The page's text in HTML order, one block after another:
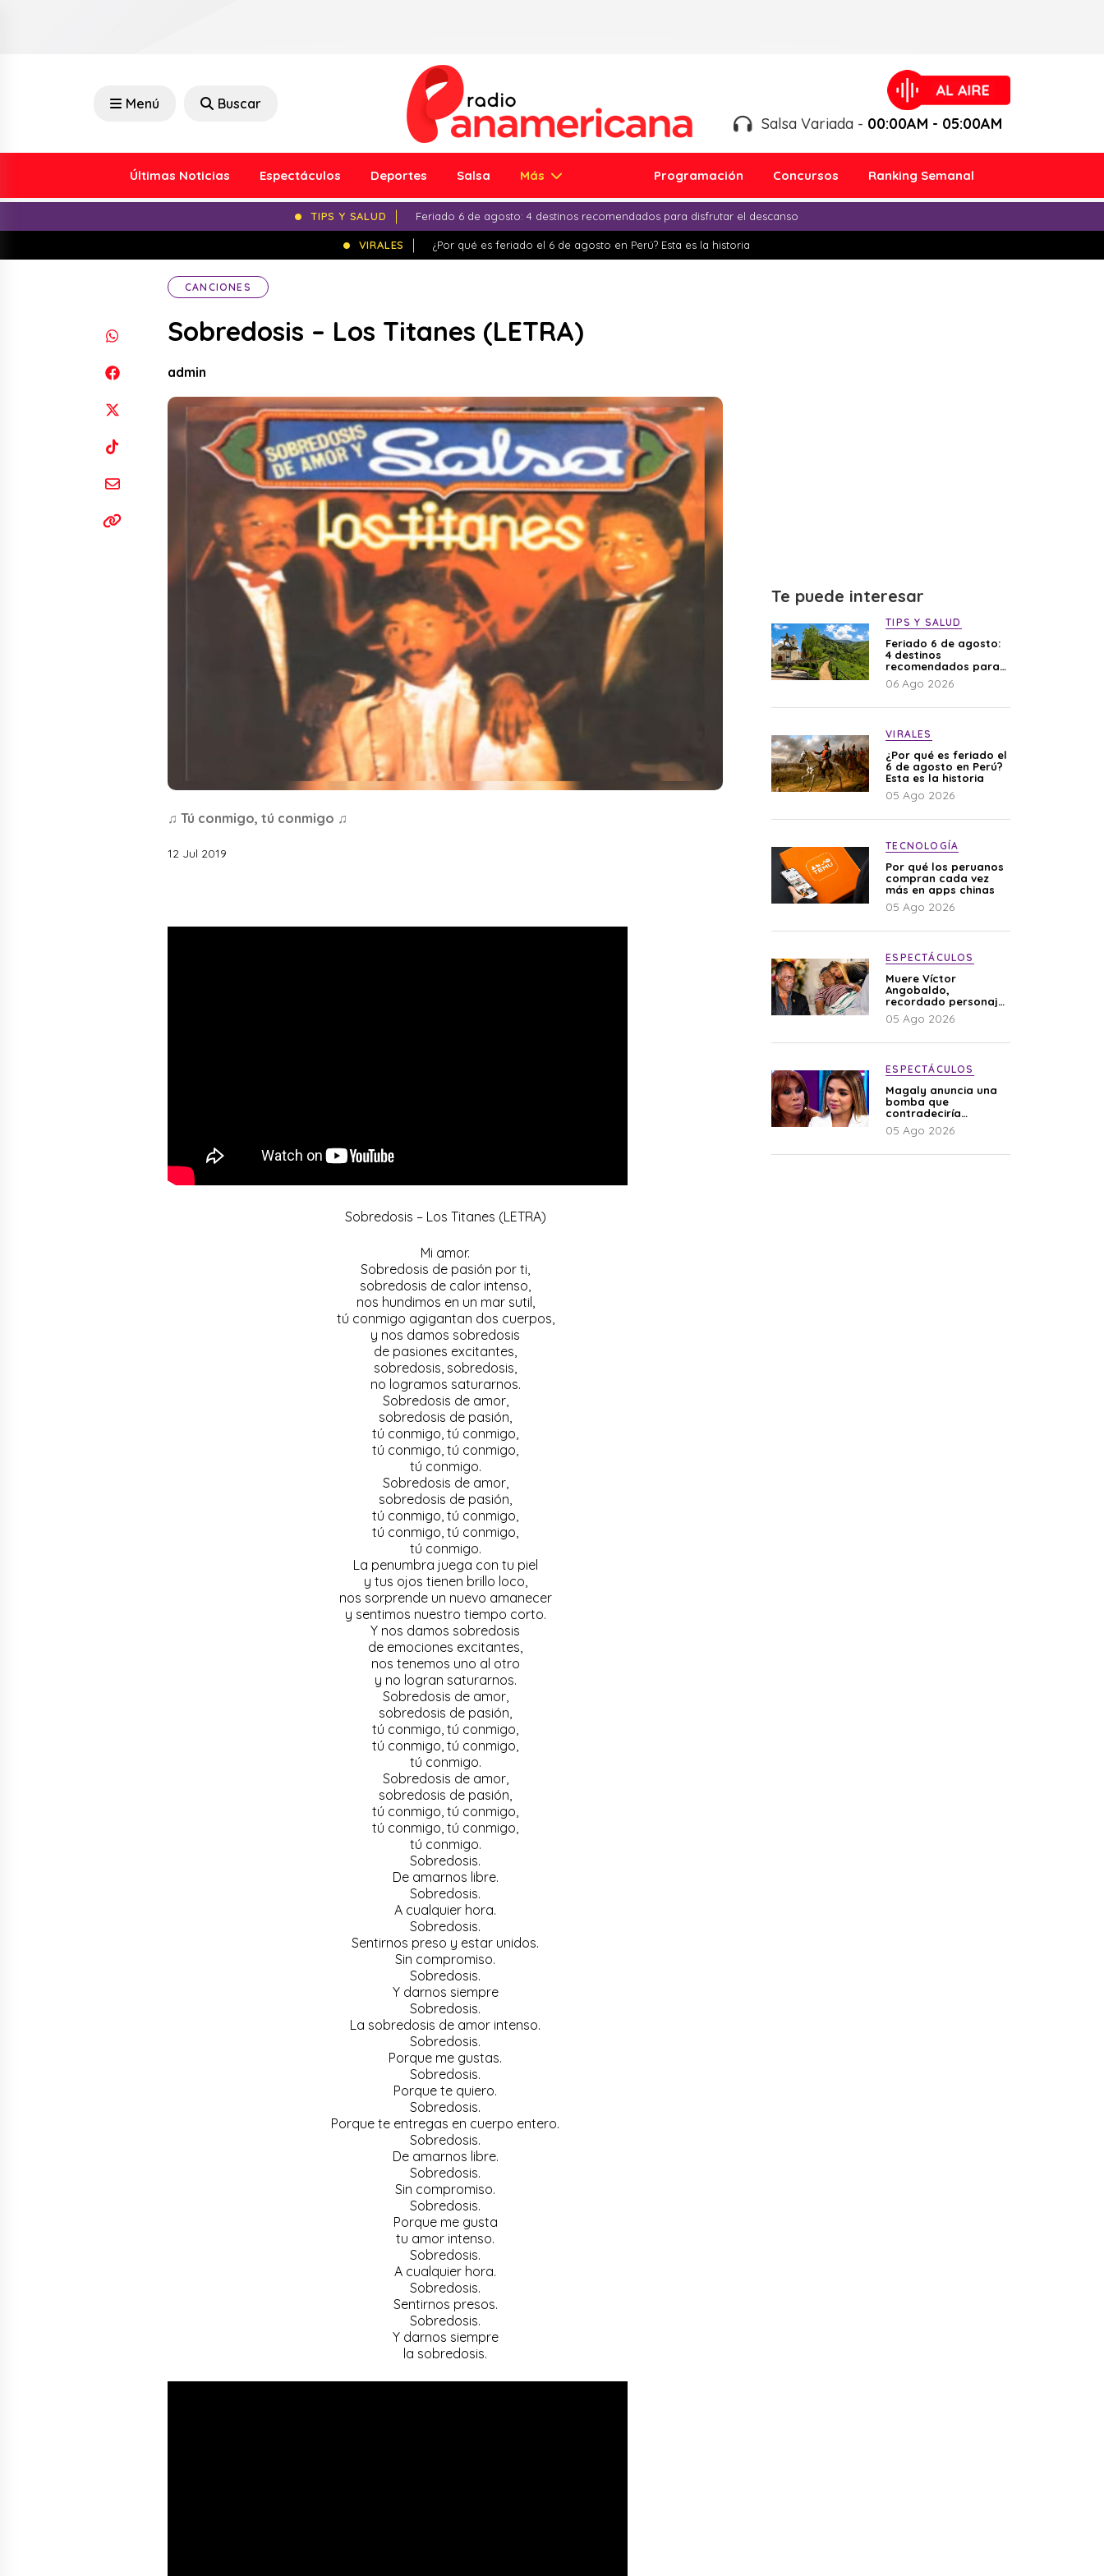
Menú Buscar
Salsa Variada - 00:00AM - 05:00AM
Últimas Noticias Espectáculos Deportes Salsa Más Programación Concursos Ranking Semanal
TIPS Y SALUD Feriado 6 de agosto: 4 destinos recomendados para disfrutar el descanso
VIRALES ¿Por qué es feriado el 6 de agosto en Perú? Esta es la historia
CANCIONES
Sobredosis – Los Titanes (LETRA)
admin
♫ Tú conmigo, tú conmigo ♫
12 Jul 2019
Sobredosis – Los Titanes (LETRA)
Mi amor.
Sobredosis de pasión por ti,
sobredosis de calor intenso,
nos hundimos en un mar sutil,
tú conmigo agigantan dos cuerpos,
y nos damos sobredosis
de pasiones excitantes,
sobredosis, sobredosis,
no logramos saturarnos.
Sobredosis de amor,
sobredosis de pasión,
tú conmigo, tú conmigo,
tú conmigo, tú conmigo,
tú conmigo.
Sobredosis de amor,
sobredosis de pasión,
tú conmigo, tú conmigo,
tú conmigo, tú conmigo,
tú conmigo.
La penumbra juega con tu piel
y tus ojos tienen brillo loco,
nos sorprende un nuevo amanecer
y sentimos nuestro tiempo corto.
Y nos damos sobredosis
de emociones excitantes,
nos tenemos uno al otro
y no logran saturarnos.
Sobredosis de amor,
sobredosis de pasión,
tú conmigo, tú conmigo,
tú conmigo, tú conmigo,
tú conmigo.
Sobredosis de amor,
sobredosis de pasión,
tú conmigo, tú conmigo,
tú conmigo, tú conmigo,
tú conmigo.
Sobredosis.
De amarnos libre.
Sobredosis.
A cualquier hora.
Sobredosis.
Sentirnos preso y estar unidos.
Sin compromiso.
Sobredosis.
Y darnos siempre
Sobredosis.
La sobredosis de amor intenso.
Sobredosis.
Porque me gustas.
Sobredosis.
Porque te quiero.
Sobredosis.
Porque te entregas en cuerpo entero.
Sobredosis.
De amarnos libre.
Sobredosis.
Sin compromiso.
Sobredosis.
Porque me gusta
tu amor intenso.
Sobredosis.
A cualquier hora.
Sobredosis.
Sentirnos presos.
Sobredosis.
Y darnos siempre
la sobredosis.
Te puede interesar
TIPS Y SALUD
Feriado 6 de agosto:
4 destinos
recomendados para
disfrutar el descanso
06 Ago 2026
VIRALES
¿Por qué es feriado el
6 de agosto en Perú?
Esta es la historia
05 Ago 2026
TECNOLOGÍA
Por qué los peruanos
compran cada vez
más en apps chinas
05 Ago 2026
ESPECTÁCULOS
Muere Víctor
Angobaldo,
recordado personaje
de la farándula y
expareja de Shirley
05 Ago 2026
ESPECTÁCULOS
Magaly anuncia una
bomba que
contradeciría
comunicado de La
Bella Luz: “Hay un
05 Ago 2026